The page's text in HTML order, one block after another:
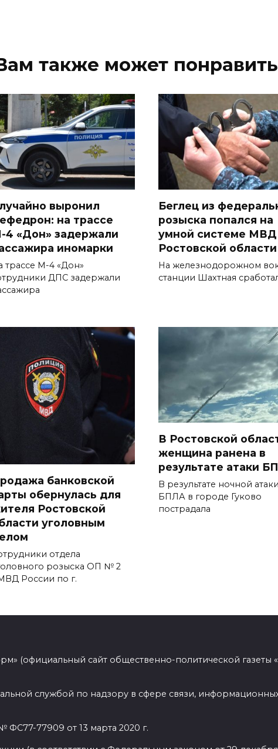
также может
выронил
на трассе
4 «Дон» задержали
иномарки
трассе М-4 «Дон»
ДПС задержали
Беглец из
розыска попался на
умной системе МВД
Ростовской области
На железнодорожном
станции Шахтная
банковской
обернулась для
Ростовской
уголовным
отдела
розыска ОП № 2
России по г.
В Ростовской
женщина ранена в
результате атаки
В результате ночной атаки
БПЛА в городе Гуково
пострадала
(официальный сайт общественно-политической газеты
службой по надзору в сфере связи,
77909 от 13 марта 2020 г.